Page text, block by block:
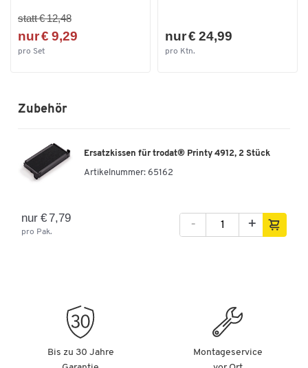
statt € 12,48
nur € 9,29
pro Set
nur € 24,99
pro Ktn.
Zubehör
Ersatzkissen für trodat® Printy 4912, 2 Stück
Artikelnummer: 65162
nur € 7,79
pro Pak.
- +
Bis zu 30 Jahre
Montageservice